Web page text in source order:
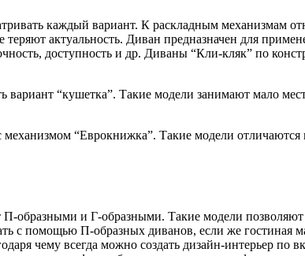
каждый вариант. К раскладным механизмам
актуальность. Диван предназначен для
доступность и др. Диваны “Кли-кляк” по
“кушетка”. Такие модели занимают мало
“Еврокнижка”. Такие модели
и Г-образными. Такие модели позволяют
с помощью П-образных диванов, если же гостиная
чему всегда можно создать дизайн-интерьер по